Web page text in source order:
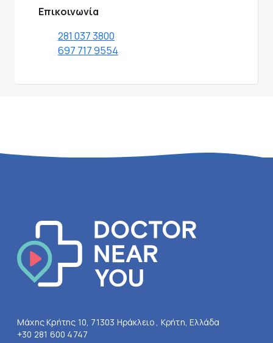
Επικοινωνία
281 037 3800
697 717 9554
Μάχης Κρήτης 10, 71303 Ηράκλειο , Κρήτη, Ελλάδα
+30 281 600 4747